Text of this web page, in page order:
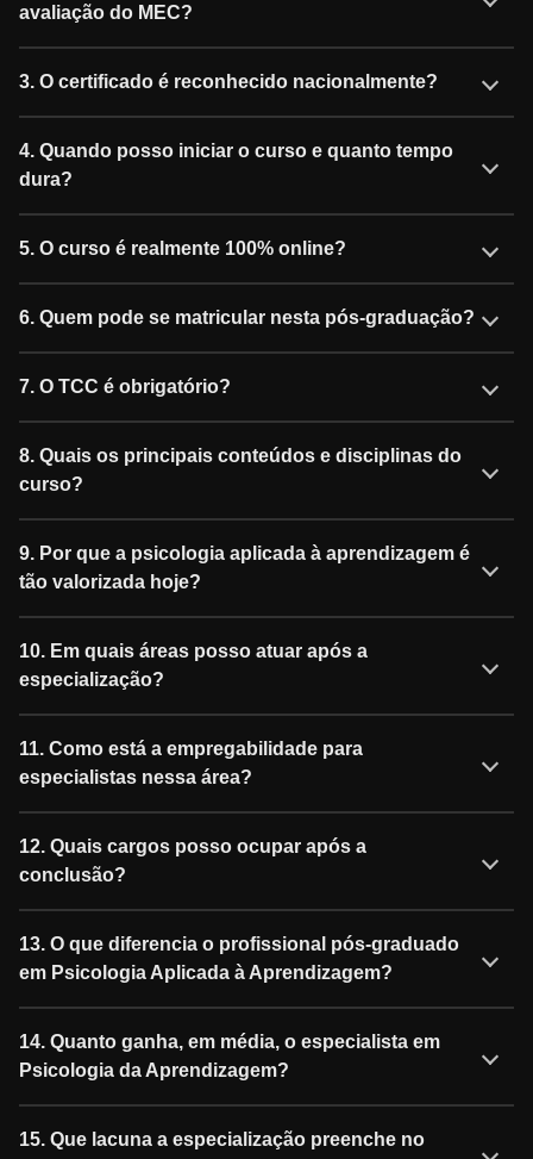
avaliação do MEC?
3. O certificado é reconhecido nacionalmente?
4. Quando posso iniciar o curso e quanto tempo
dura?
5. O curso é realmente 100% online?
6. Quem pode se matricular nesta pós-graduação?
7. O TCC é obrigatório?
8. Quais os principais conteúdos e disciplinas do
curso?
9. Por que a psicologia aplicada à aprendizagem é
tão valorizada hoje?
10. Em quais áreas posso atuar após a
especialização?
11. Como está a empregabilidade para
especialistas nessa área?
12. Quais cargos posso ocupar após a
conclusão?
13. O que diferencia o profissional pós-graduado
em Psicologia Aplicada à Aprendizagem?
14. Quanto ganha, em média, o especialista em
Psicologia da Aprendizagem?
15. Que lacuna a especialização preenche no